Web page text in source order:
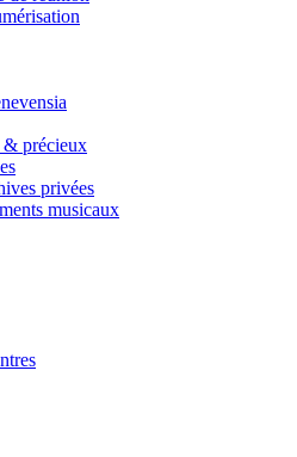
& précieux
privées
musicaux